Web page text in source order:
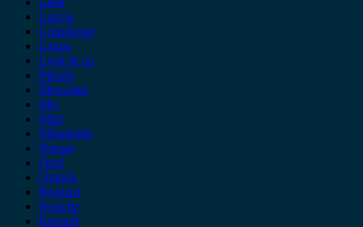
Lancia
Leapmotor
Lexus
Lynk & co
Mazda
Mercedes
MG
Mini
Mitsubishi
Nissan
Opel
Omoda
Peugeot
Porsche
Renault